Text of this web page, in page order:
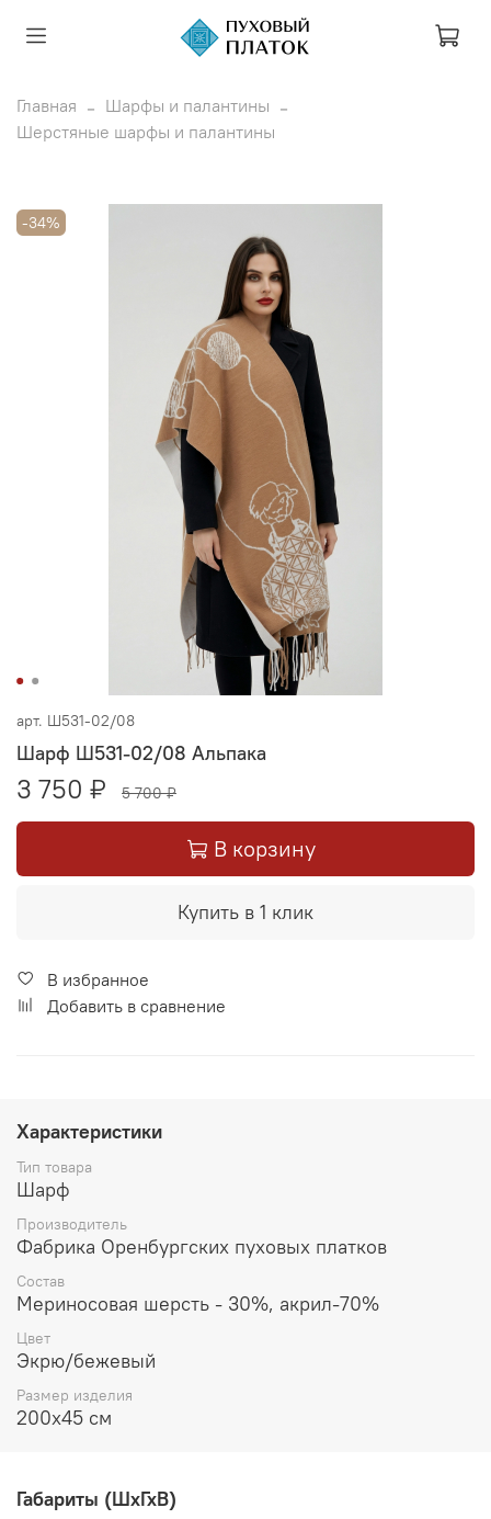
Главная
Шарфы и палантины
Шерстяные шарфы и палантины
-34%
арт. Ш531-02/08
Шарф Ш531-02/08 Альпака
3 750 ₽ 5 700 ₽
В корзину
Купить в 1 клик
В избранное
Добавить в сравнение
Характеристики
Тип товара
Шарф
Производитель
Фабрика Оренбургских пуховых платков
Состав
Мериносовая шерсть - 30%, акрил-70%
Цвет
Экрю/бежевый
Размер изделия
200x45 см
Габариты (ШхГхВ)